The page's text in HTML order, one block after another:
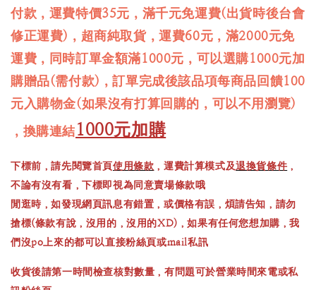
付款，運費特價35元，滿千元免運費(出貨時後台會
修正運費)，超商純取貨，運費60元，滿2000元免
運費，同時訂單金額滿1000元，可以選購1000元加
購贈品(需付款)，訂單完成後該品項每商品回饋100
元入購物金(如果沒有打算回購的，可以不用瀏覽)
，換購連結1000元加購
下標前，請先閱覽首頁使用條款 ，運費計算模式及退換貨條件 ，
不論有沒有看，下標即視為同意賣場條款哦
閒逛時，如發現網頁訊息有錯置，或價格有誤，煩請告知，請勿
搶標(條款有說，沒用的，沒用的XD)，如果有任何您想加購，我
們沒po上來的都可以直接粉絲頁或mail私訊
收貨後請第一時間檢查核對數量，有問題可於營業時間來電或私